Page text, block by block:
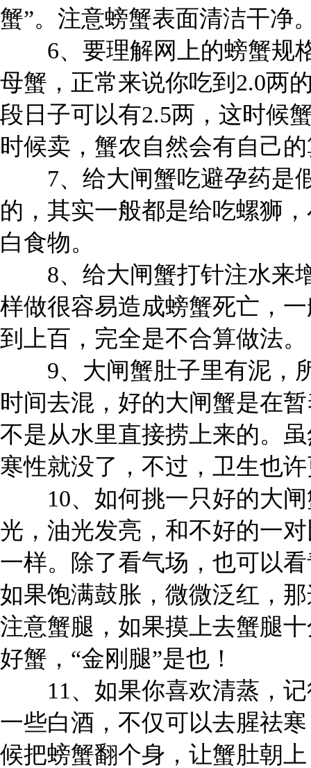
蟹”。注意螃蟹表面清洁干净
6、要理解网上的螃蟹规格
母蟹，正常来说你吃到2.0两
段日子可以有2.5两，这时候
时候卖，蟹农自然会有自己
7、给大闸蟹吃避孕药是
的，其实一般都是给吃螺狮
白食物。
8、给大闸蟹打针注水来
样做很容易造成螃蟹死亡，
到上百，完全是不合算做法。
9、大闸蟹肚子里有泥，
时间去混，好的大闸蟹是在
不是从水里直接捞上来的。
寒性就没了，不过，卫生也
10、如何挑一只好的大闸
光，油光发亮，和不好的一
一样。除了看气场，也可以
如果饱满鼓胀，微微泛红，
注意蟹腿，如果摸上去蟹腿
好蟹，“金刚腿”是也！
11、如果你喜欢清蒸，记
一些白酒，不仅可以去腥祛
候把螃蟹翻个身，让蟹肚朝